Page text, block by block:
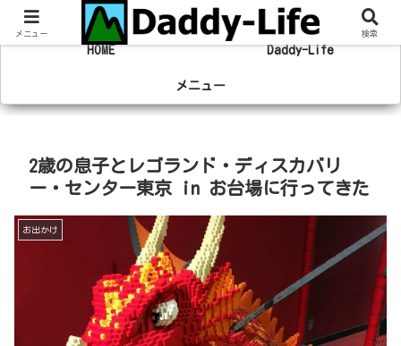
趣味の登山やマラソン、旅行の事を綴るブログ
HOME Daddy-Life
メニュー
2歳の息子とレゴランド・ディスカバリ
ー・センター東京 in お台場に行ってきた
お出かけ
メニュー 検索